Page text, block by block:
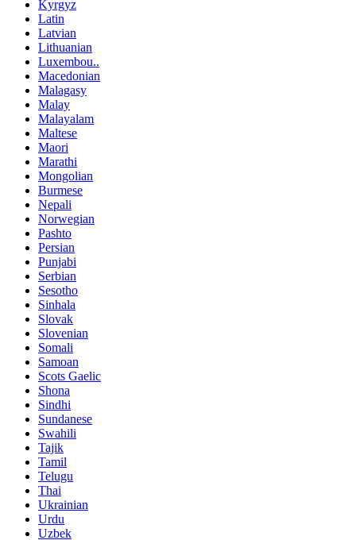
Kyrgyz
Latin
Latvian
Lithuanian
Luxembou..
Macedonian
Malagasy
Malay
Malayalam
Maltese
Maori
Marathi
Mongolian
Burmese
Nepali
Norwegian
Pashto
Persian
Punjabi
Serbian
Sesotho
Sinhala
Slovak
Slovenian
Somali
Samoan
Scots Gaelic
Shona
Sindhi
Sundanese
Swahili
Tajik
Tamil
Telugu
Thai
Ukrainian
Urdu
Uzbek